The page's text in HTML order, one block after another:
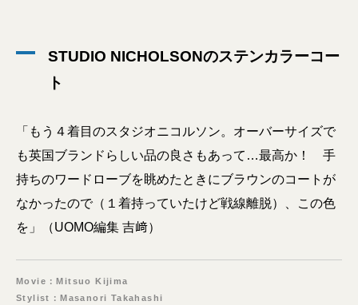
STUDIO NICHOLSONのステンカラーコー
ト
「もう４着目のスタジオニコルソン。オーバーサイズで
も英国ブランドらしい品の良さもあって…最高か！ 手
持ちのワードローブを眺めたときにブラウンのコートが
なかったので（１着持っていたけど戦線離脱）、この色
を」（UOMO編集 吉﨑）
Movie：Mitsuo Kijima
Stylist：Masanori Takahashi